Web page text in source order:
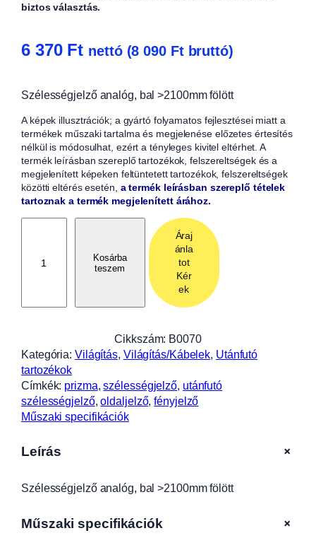
biztos választás.
6 370 Ft nettó (8 090 Ftbruttó)
Szélességjelző analóg, bal >2100mm fölött
A képek illusztrációk; a gyártó folyamatos fejlesztései miatt a
termékek műszaki tartalma és megjelenése előzetes értesítés
nélkül is módosulhat, ezért a tényleges kivitel eltérhet. A
termék leírásban szereplő tartozékok, felszereltségek és a
megjelenített képeken feltüntetett tartozékok, felszereltségek
közötti eltérés esetén, a termék leírásban szereplő tételek
tartoznak a termék megjelenített árához.
g
j
e
l
z
n
l
g
Kosárba
teszem
Áraj
ánla
tot
Kér
ek
Cikkszám: B0070
Kategória: Világítás Világítás/Kábelek Utánfutó
tartozékok
Címkék: prizma , szélességjelző utánfutó
szélességjelző, oldaljelző, fényjelző
Műszaki specifikációk
Leírás +
Szélességjelző analóg, bal >2100mm fölött
Műszaki specifikációk +